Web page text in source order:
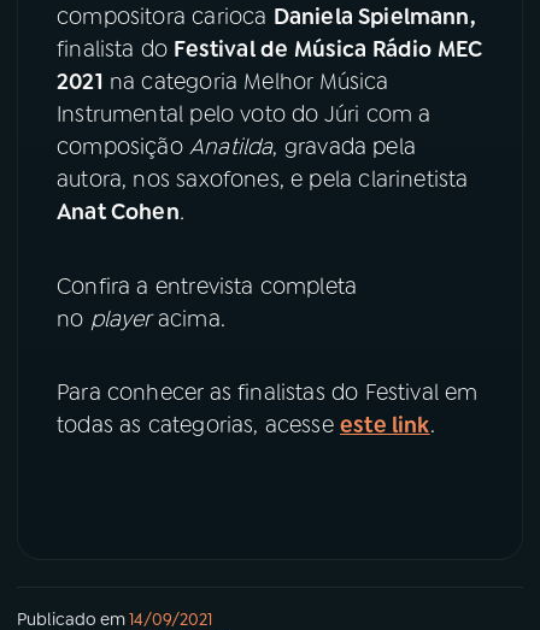
07ÚLTIMAS
08PRÊMIO RÁDIO MEC
ACOMPANHE A RÁDIO MEC
Instagram
compositora carioca Daniela Spielmann,
finalista do Festival de Música Rádio MEC
2021 na categoria Melhor Música
Instrumental pelo voto do Júri com a
composição Anatilda, gravada pela
autora, nos saxofones, e pela clarinetista
Anat Cohen.
Confira a entrevista completa
no playeracima.
Para conhecer as finalistas do Festival em
todas as categorias, acesseeste link.
Publicado em14/09/2021